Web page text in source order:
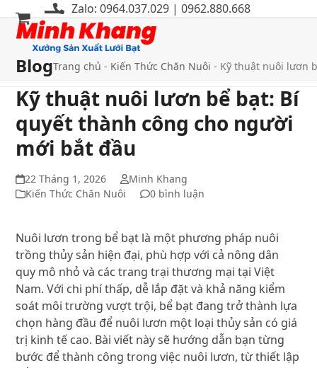
qua
dung
Zalo: 0964.037.029 | 0962.880.668
Mở
menu
di
động
Đóng
menu
di
động
BlogTrang chủ - Kiến Thức Chăn Nuôi - Kỹ thuật nuôi lươn
Kỹ thuật nuôi lươn bể bạt: Bí
quyết thành công cho người
mới bắt đầu
22 Tháng 1, 2026
Minh Khang
Kiến Thức Chăn Nuôi
0 bình luận
Nuôi lươn trong bể bạt là một phương pháp nuôi
trồng thủy sản hiện đại, phù hợp với cả nông dân
quy mô nhỏ và các trang trại thương mại tại Việt
Nam. Với chi phí thấp, dễ lắp đặt và khả năng kiểm
soát môi trường vượt trội, bể bạt đang trở thành lựa
chọn hàng đầu để nuôi lươn một loại thủy sản có giá
trị kinh tế cao. Bài viết này sẽ hướng dẫn bạn từng
bước để thành công trong việc nuôi lươn, từ thiết lập